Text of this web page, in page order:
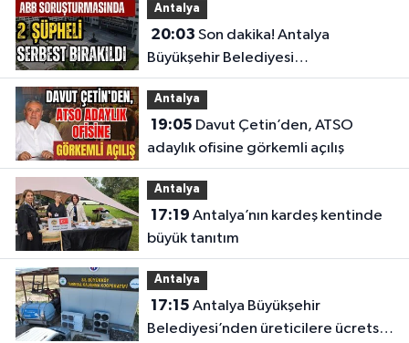
Antalya
20:03
Büyükşehir Belediyesi
soruşturmasında 2 şüpheli serbest
bırakıldı
Antalya
19:05
adaylık ofisine görkemli açılış
Antalya
17:19
büyük tanıtım
Antalya
17:15
Belediyesi’nden üreticilere ücretsiz